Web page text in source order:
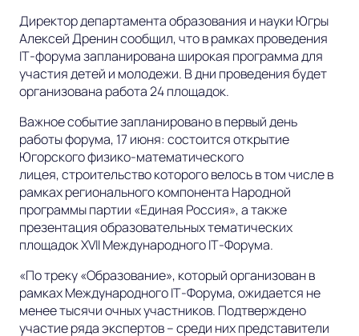
Директор департамента образования и науки Югры
Алексей Дренин сообщил, что в рамках проведения
IT‑форума запланирована широкая программа для
участия детей и молодежи. В дни проведения будет
организована работа 24 площадок.
Важное событие запланировано в первый день
работы форума, 17 июня: состоится открытие
Югорского физико‑математического
лицея, строительство которого велось в том числе в
рамках регионального компонента Народной
программы партии «Единая Россия», а также
презентация образовательных тематических
площадок XVII Международного IT‑Форума.
«По треку «Образование», который организован в
рамках Международного IT‑Форума, ожидается не
менее тысячи очных участников. Подтверждено
участие ряда экспертов – среди них представители